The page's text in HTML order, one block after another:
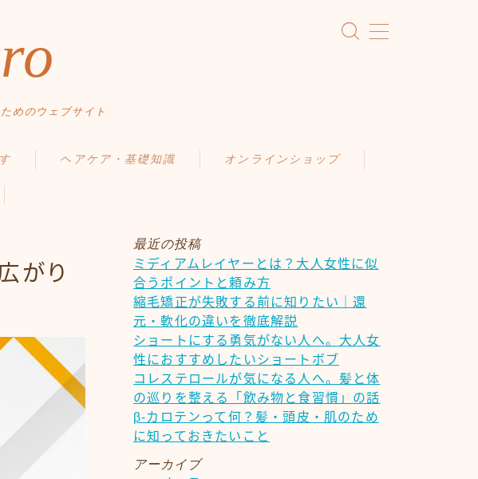
めのウェブサイト
ヘアケア・基礎知識
間違ったヘアケア
オンラインショップ
がり
最近の投稿
ミディアムレイヤーとは？大人女性に似
合うポイントと頼み方
縮毛矯正が失敗する前に知りたい｜還
元・軟化の違いを徹底解説
ショートにする勇気がない人へ。大人女
性におすすめしたいショートボブ
コレステロールが気になる人へ。髪と体
の巡りを整える「飲み物と食習慣」の話
β-カロテンって何？髪・頭皮・肌のため
に知っておきたいこと
アーカイブ